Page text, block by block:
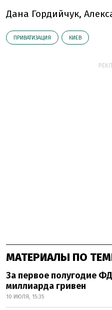
Дана Гордийчук,
ПРИВАТИЗАЦИЯ КИЕВ
МАТЕРИАЛЫ ПО
За первое полугодие
миллиарда гривен
10 ИЮЛЯ, 15:35